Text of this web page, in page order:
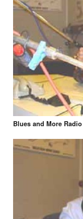
Blues and More Radio